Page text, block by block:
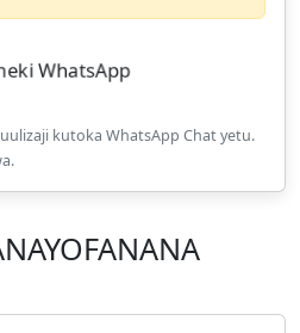
WhatsApp
kutoka WhatsApp Chat yetu.